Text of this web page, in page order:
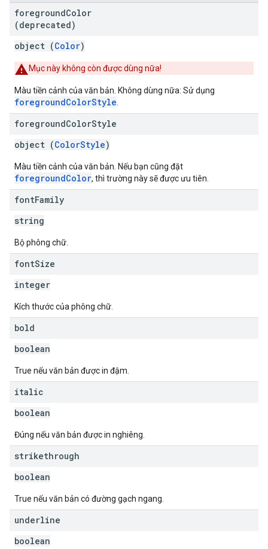
foregroundColor
(deprecated)
object (Color)
Mục này không còn được dùng nữa!
Màu tiền cảnh của văn bản. Không dùng nữa: Sử dụng
foregroundColorStyle
foregroundColorStyle
object (ColorStyle)
Màu tiền cảnh của văn bản. Nếu bạn cũng đặt
foregroundColor, thì trường này sẽ được ưu tiên.
fontFamily
string
Bộ phông chữ.
fontSize
integer
Kích thước của phông chữ.
bold
boolean
True nếu văn bản được in đậm.
italic
boolean
Đúng nếu văn bản được in nghiêng.
strikethrough
boolean
True nếu văn bản có đường gạch ngang.
underline
boolean